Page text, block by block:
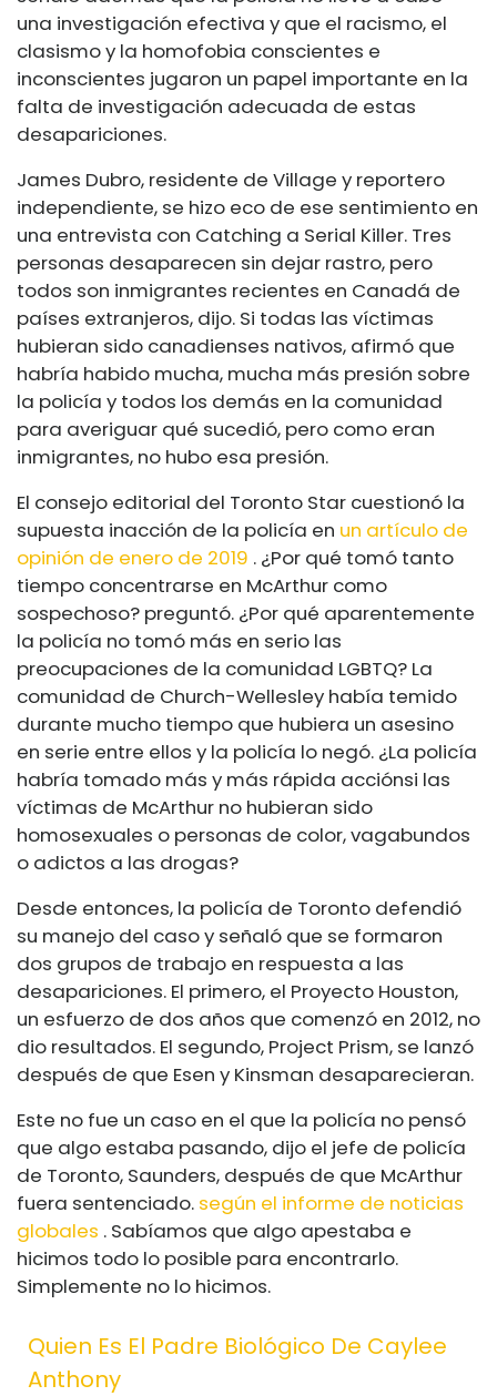
una investigación efectiva y que el racismo, el
clasismo y la homofobia conscientes e
inconscientes jugaron un papel importante en la
falta de investigación adecuada de estas
desapariciones.
James Dubro, residente de Village y reportero
independiente, se hizo eco de ese sentimiento en
una entrevista con Catching a Serial Killer. Tres
personas desaparecen sin dejar rastro, pero
todos son inmigrantes recientes en Canadá de
países extranjeros, dijo. Si todas las víctimas
hubieran sido canadienses nativos, afirmó que
habría habido mucha, mucha más presión sobre
la policía y todos los demás en la comunidad
para averiguar qué sucedió, pero como eran
inmigrantes, no hubo esa presión.
El consejo editorial del Toronto Star cuestionó la
supuesta inacción de la policía en un artículo de
opinión de enero de 2019 . ¿Por qué tomó tanto
tiempo concentrarse en McArthur como
sospechoso? preguntó. ¿Por qué aparentemente
la policía no tomó más en serio las
preocupaciones de la comunidad LGBTQ? La
comunidad de Church-Wellesley había temido
durante mucho tiempo que hubiera un asesino
en serie entre ellos y la policía lo negó. ¿La policía
habría tomado más y más rápida acciónsi las
víctimas de McArthur no hubieran sido
homosexuales o personas de color, vagabundos
o adictos a las drogas?
Desde entonces, la policía de Toronto defendió
su manejo del caso y señaló que se formaron
dos grupos de trabajo en respuesta a las
desapariciones. El primero, el Proyecto Houston,
un esfuerzo de dos años que comenzó en 2012, no
dio resultados. El segundo, Project Prism, se lanzó
después de que Esen y Kinsman desaparecieran.
Este no fue un caso en el que la policía no pensó
que algo estaba pasando, dijo el jefe de policía
de Toronto, Saunders, después de que McArthur
fuera sentenciado. según el informe de noticias
globales . Sabíamos que algo apestaba e
hicimos todo lo posible para encontrarlo.
Simplemente no lo hicimos.
Quien Es El Padre Biológico De Caylee
Anthony